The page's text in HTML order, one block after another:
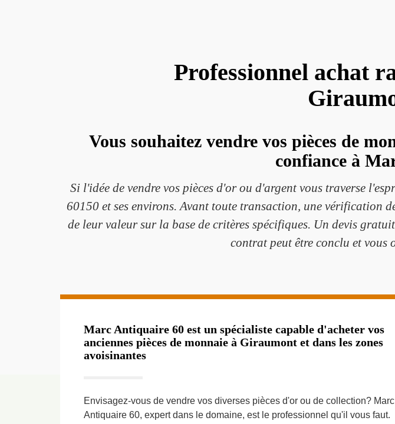
Professionnel achat
Vous souhaitez vendre vos pièces de
confiance à
Si l'idée de vendre vos pièces d'or ou d'argent vous traverse
60150 et ses environs. Avant toute transaction, une vérification
de leur valeur sur la base de critères spécifiques. Un devis
contrat peut être conclu et vous
Marc Antiquaire 60 est un spécialiste capable d'acheter vos
anciennes pièces de monnaie à Giraumont et dans les zones
avoisinantes
Envisagez-vous de vendre vos diverses pièces d'or ou de collection? Marc
Antiquaire 60, expert dans le domaine, est le professionnel qu'il vous faut.